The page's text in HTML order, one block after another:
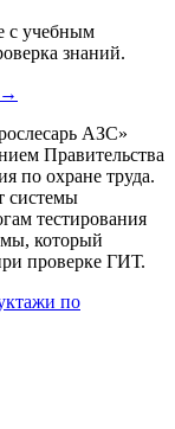
с учебным
знаний.
→
АЗС»
Правительства
по охране труда.
системы
тестирования
который
проверке ГИТ.
по